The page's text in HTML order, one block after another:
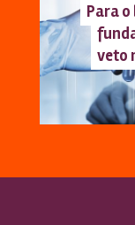
Para o
veto